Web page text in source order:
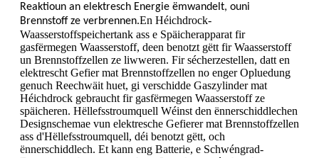
Reaktioun an elektresch Energie ëmwandelt, ouni
Brennstoff ze verbrennen.En Héichdrock-
Waasserstoffspeichertank ass e Späicherapparat fir
gasfërmegen Waasserstoff, deen benotzt gëtt fir Waasserstoff
un Brennstoffzellen ze liwweren. Fir sécherzestellen, datt en
elektrescht Gefier mat Brennstoffzellen no enger Opluedung
genuch Reechwäit huet, gi verschidde Gaszylinder mat
Héichdrock gebraucht fir gasfërmegen Waasserstoff ze
späicheren. Hëllefsstroumquell Wéinst den ënnerschiddlechen
Designschemae vun elektresche Gefierer mat Brennstoffzellen
ass d'Hëllefsstroumquell, déi benotzt gëtt, och
ënnerschiddlech. Et kann eng Batterie, e Schwéngrad-